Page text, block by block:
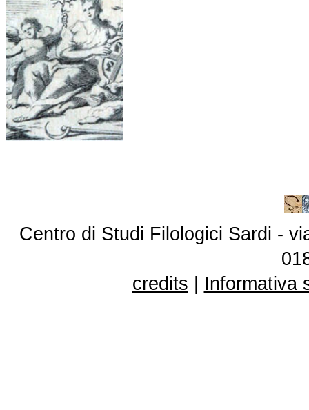
Centro di Studi Filologici Sardi -
credits
Informativa